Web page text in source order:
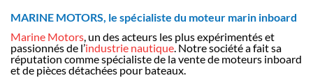
MARINE MOTORS, le spécialiste du moteur marin inboard
Marine Motors, un des acteurs les plus expérimentés et
passionnés de l’industrie nautique. Notre société a fait sa
réputation comme spécialiste de la vente de moteurs inboard
et de pièces détachées pour bateaux.